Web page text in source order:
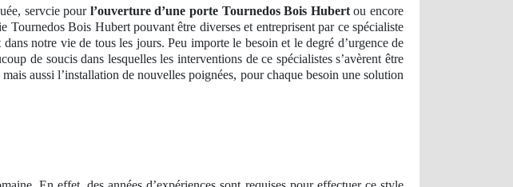
servcie pour l’ouverture d’une porte Tournedos Bois Hubertou encore
Tournedos Bois Hubert pouvant être diverses et entreprisent par ce spécialiste
notre vie de tous les jours. Peu importe le besoin et le degré d’urgence de
de soucis dans lesquelles les interventions de ce spécialistes s’avèrent être
aussi l’installation de nouvelles poignées, pour chaque besoin une solution